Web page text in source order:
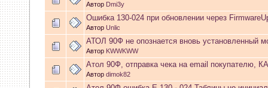
GenKass:По тому же
02 Апреля 2026, 12:56:37
GenKass:Всем доброго
Автор Dmi3y
Ошибка 130-024 при обновлении через
Автор Unlic
АТОЛ 90Ф не опознается вновь установленный
Автор KWWKWW
Атол 90Ф, отправка чека на email покупателю,
Автор dimok82